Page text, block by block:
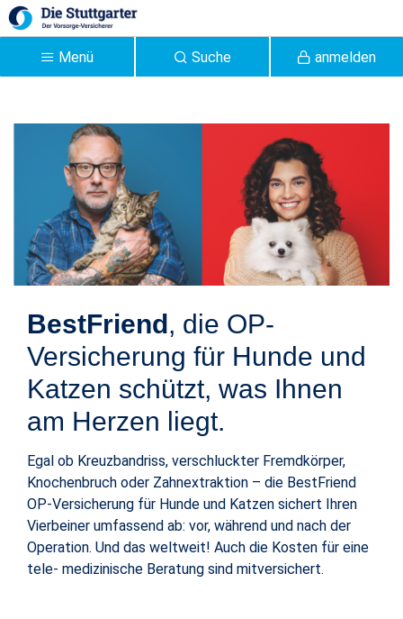
Zum Hauptinhalt springen
anmelden
Suche
Menü
Stuttgarter - Stuttgarter
BestFriend, die OP-
Versicherung für Hunde und
Katzen schützt, was Ihnen
am Herzen liegt.
Egal ob Kreuzbandriss, verschluckter Fremdkörper,
Knochenbruch oder Zahnextraktion – die BestFriend
OP-Versicherung für Hunde und Katzen sichert Ihren
Vierbeiner umfassend ab: vor, während und nach der
Operation. Und das weltweit! Auch die Kosten für eine
tele- medizinische Beratung sind mitversichert.